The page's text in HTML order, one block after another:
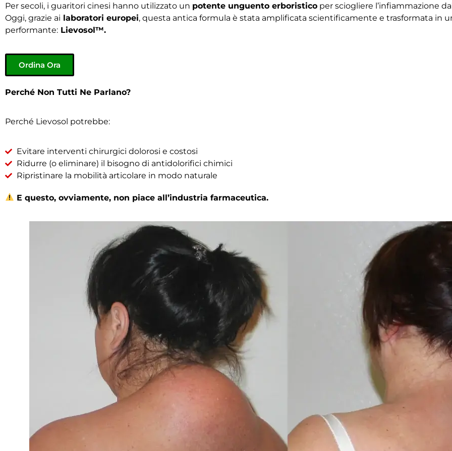
Per secoli, i guaritori cinesi hanno utilizzato un potente unguento erboristico per sciogliere l’infiammazione
Oggi, grazie ai laboratori europei, questa antica formula è stata amplificata scientificamente e trasformata in
performante: Lievosol™.
Ordina Ora
Perché Non Tutti Ne Parlano?
Perché Lievosol potrebbe:
Evitare interventi chirurgici dolorosi e costosi
Ridurre (o eliminare) il bisogno di antidolorifici chimici
Ripristinare la mobilità articolare in modo naturale
E questo, ovviamente, non piace all’industria farmaceutica.